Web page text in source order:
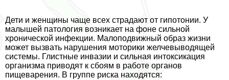
Дети и женщины чаще всех страдают от гипотонии. У
малышей патология возникает на фоне сильной
хронической инфекции. Малоподвижный образ жизни
может вызвать нарушения моторики желчевыводящей
системы. Глистные инвазии и сильная интоксикация
организма приводят к сбоям в работе органов
пищеварения. В группе риска находятся: